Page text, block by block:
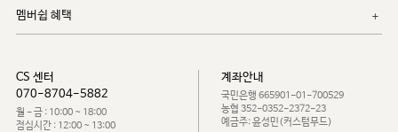
멤버쉽 혜택
CS 센터
070-8704-5882
월 - 금 : 10:00 ~ 18:00
점심시간 : 12:00 ~ 13:00
계좌안내
국민은행 665901-01-700529
농협 352-0352-2372-23
예금주: 윤성민(커스텀무드)